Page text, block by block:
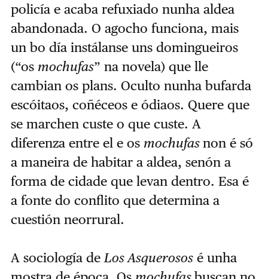
policía e acaba refuxiado nunha aldea
abandonada. O agocho funciona, mais
un bo día instálanse uns domingueiros
(“os mochufas” na novela) que lle
cambian os plans. Oculto nunha bufarda
escóitaos, coñéceos e ódiaos. Quere que
se marchen custe o que custe. A
diferenza entre el e os mochufasnon é só
a maneira de habitar a aldea, senón a
forma de cidade que levan dentro. Esa é
a fonte do conflito que determina a
cuestión neorrural.
A sociología de Los Asquerososé unha